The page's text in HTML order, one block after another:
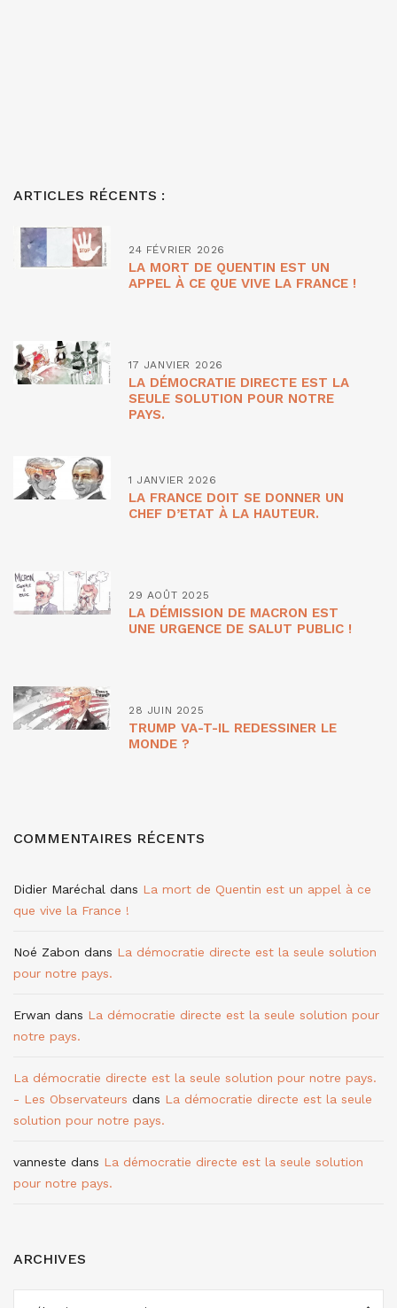
ARTICLES RÉCENTS :
24 FÉVRIER 2026
LA MORT DE QUENTIN EST UN
APPEL À CE QUE VIVE LA FRANCE !
17 JANVIER 2026
LA DÉMOCRATIE DIRECTE EST LA
SEULE SOLUTION POUR NOTRE
PAYS.
1 JANVIER 2026
LA FRANCE DOIT SE DONNER UN
CHEF D’ETAT À LA HAUTEUR.
29 AOÛT 2025
LA DÉMISSION DE MACRON EST
UNE URGENCE DE SALUT PUBLIC !
28 JUIN 2025
TRUMP VA-T-IL REDESSINER LE
MONDE ?
COMMENTAIRES RÉCENTS
Didier Maréchal dans La mort de Quentin est un appel à ce
que vive la France !
Noé Zabon dans La démocratie directe est la seule solution
pour notre pays.
Erwan dans La démocratie directe est la seule solution pour
notre pays.
La démocratie directe est la seule solution pour notre pays.
- Les Observateurs dans La démocratie directe est la seule
solution pour notre pays.
vanneste dans La démocratie directe est la seule solution
pour notre pays.
ARCHIVES